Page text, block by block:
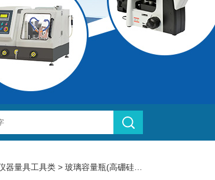
器量具工具类 > 玻璃容量瓶(高硼硅玻璃)